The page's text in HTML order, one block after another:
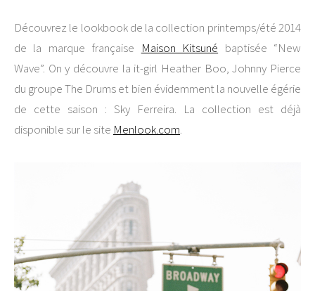
Découvrez le lookbook de la collection printemps/été 2014
de la marque française Maison Kitsuné baptisée “New
Wave”. On y découvre la it-girl Heather Boo, Johnny Pierce
du groupe The Drums et bien évidemment la nouvelle égérie
de cette saison : Sky Ferreira. La collection est déjà
disponible sur le site Menlook.com.